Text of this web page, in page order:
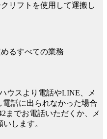
リフトを使用して運搬し
るすべての業務
ウスより電話やLINE、メ
電話に出られなかった場合
までお電話いただくか、メ
します。